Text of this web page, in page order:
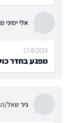
אלי ימיני
מפגע בחדר
17/8/2016
נירשאל/ה: